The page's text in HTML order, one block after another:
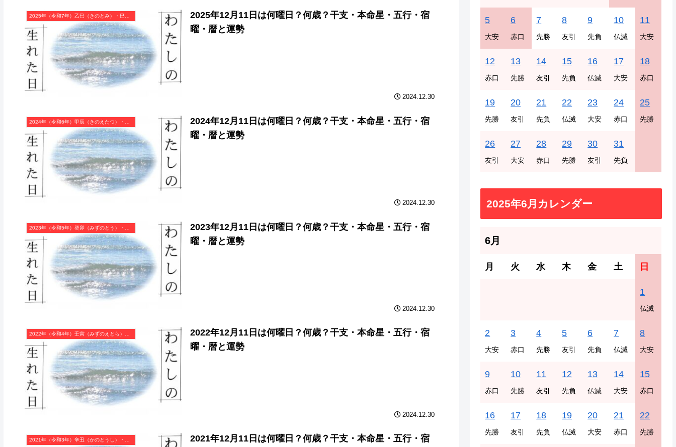
2025年（令和7年）乙巳（きのとみ）・巳年（へび年）カレンダー（月曜はじまり）
2025年12月11日は何曜日？何歳？干支・本命星・五行・宿
曜・暦と運勢
2024.12.30
2024年12月11日は何曜日？何歳？干支・本命星・五行・宿
曜・暦と運勢
2024.12.30
2023年12月11日は何曜日？何歳？干支・本命星・五行・宿
曜・暦と運勢
2024.12.30
2022年12月11日は何曜日？何歳？干支・本命星・五行・宿
曜・暦と運勢
2024.12.30
2021年12月11日は何曜日？何歳？干支・本命星・五行・宿
5
大安
6
赤口
7
先勝
8
友引
9
先負
10
仏滅
11
大安
12
赤口
13
先勝
14
友引
15
先負
16
仏滅
17
大安
18
赤口
19
先勝
20
友引
21
先負
22
仏滅
23
大安
24
赤口
25
先勝
26
友引
27
大安
28
赤口
29
先勝
30
友引
31
先負
2025年6月カレンダー
6月
月 火 水 木 金 土 日
1
仏滅
2
大安
3
赤口
4
先勝
5
友引
6
先負
7
仏滅
8
大安
9
赤口
10
先勝
11
友引
12
先負
13
仏滅
14
大安
15
赤口
16
先勝
17
友引
18
先負
19
仏滅
20
大安
21
赤口
22
先勝